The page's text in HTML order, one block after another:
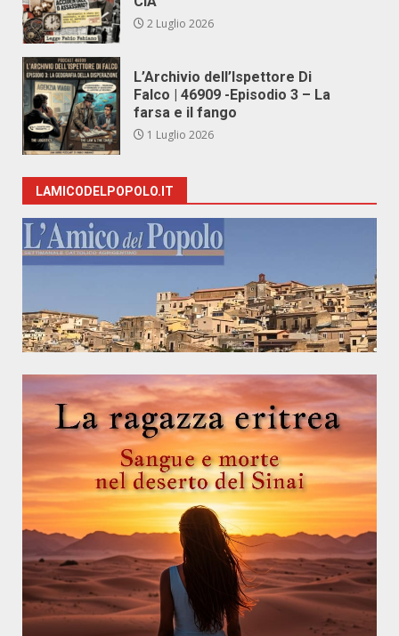
2 Luglio 2026
L’Archivio dell’Ispettore Di
Falco | 46909 -Episodio 3 – La
farsa e il fango
1 Luglio 2026
LAMICODELPOPOLO.IT